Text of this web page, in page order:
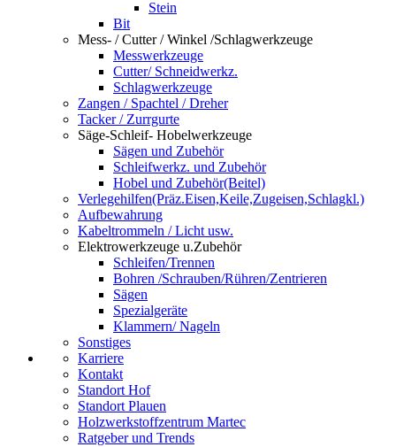
Stein
Bit
Mess- / Cutter / Winkel /Schlagwerkzeuge
Messwerkzeuge
Cutter/ Schneidwerkz.
Schlagwerkzeuge
Zangen / Spachtel / Dreher
Tacker / Zurrgurte
Säge-Schleif- Hobelwerkzeuge
Sägen und Zubehör
Schleifwerkz. und Zubehör
Hobel und Zubehör(Beitel)
Verlegehilfen(Präz.Eisen,Keile,Zugeisen,Schlagkl.)
Aufbewahrung
Kabeltrommeln / Licht usw.
Elektrowerkzeuge u.Zubehör
Schleifen/Trennen
Bohren /Schrauben/Rühren/Zentrieren
Sägen
Spezialgeräte
Klammern/ Nageln
Sonstiges
Karriere
Kontakt
Standort Hof
Standort Plauen
Holzwerkstoffzentrum Martec
Ratgeber und Trends